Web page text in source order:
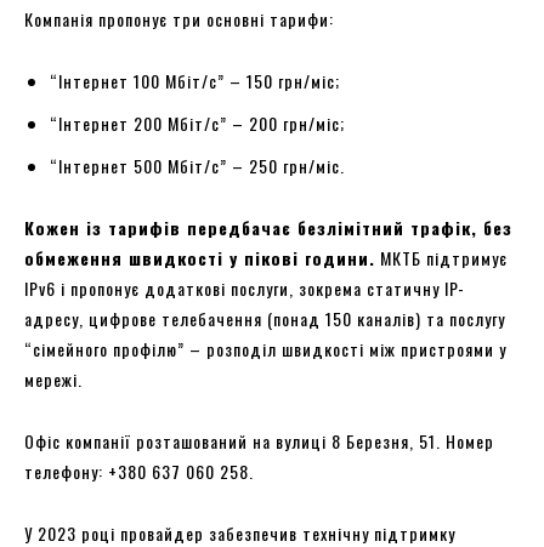
Компанія пропонує три основні тарифи:
“Інтернет 100 Мбіт/с” – 150 грн/міс;
“Інтернет 200 Мбіт/с” – 200 грн/міс;
“Інтернет 500 Мбіт/с” – 250 грн/міс.
Кожен із тарифів передбачає безлімітний трафік, без
обмеження швидкості у пікові години. МКТБ підтримує
IPv6 і пропонує додаткові послуги, зокрема статичну IP-
адресу, цифрове телебачення (понад 150 каналів) та послугу
“сімейного профілю” – розподіл швидкості між пристроями у
мережі.
Офіс компанії розташований на вулиці 8 Березня, 51. Номер
телефону: +380 637 060 258.
У 2023 році провайдер забезпечив технічну підтримку